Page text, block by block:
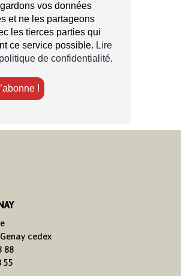
vos données
et ne les partageons
les tierces parties qui
ce service possible. Lire
de confidentialité.
cedex
88
55